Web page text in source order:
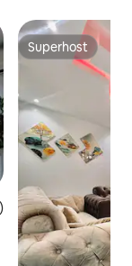
avaliação média
Superhost
Superhost